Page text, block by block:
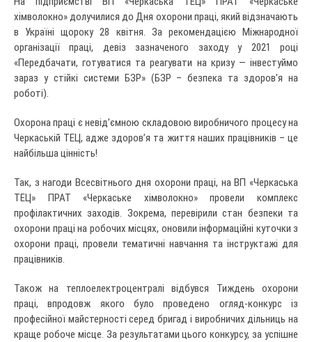
хімволокно» долучилися до Дня охорони праці, який відзначають
в Україні щороку 28 квітня. За рекомендацією Міжнародної
організації праці, девіз зазначеного заходу у 2021 році
«Передбачати, готуватися та реагувати на кризу — інвестуймо
зараз у стійкі системи БЗР» (БЗР – безпека та здоров’я на
роботі).
Охорона праці є невід’ємною складовою виробничого процесу на
Черкаській ТЕЦ, адже здоров’я та життя наших працівників – це
найбільша цінність!
Так, з нагоди Всесвітнього дня охорони праці, на ВП «Черкаська
ТЕЦ» ПРАТ «Черкаське хімволокно» провели комплекс
профілактичних заходів. Зокрема, перевірили стан безпеки та
охорони праці на робочих місцях, оновили інформаційні куточки з
охорони праці, провели тематичні навчання та інструктажі для
працівників.
Також на теплоелектроцентралі відбувся Тиждень охорони
праці, впродовж якого було проведено огляд-конкурс із
професійної майстерності серед бригад і виробничих дільниць на
краще робоче місце. За результатами цього конкурсу, за успішне